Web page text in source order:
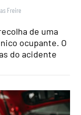
Freire
de uma
ocupante. O
do acidente